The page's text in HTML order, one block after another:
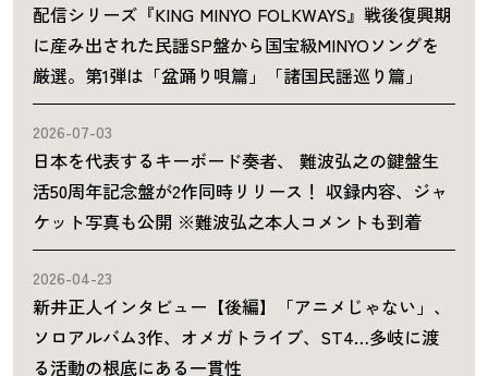
配信シリーズ『KING MINYO FOLKWAYS』戦後復興期
に産み出された民謡SP盤から国宝級MINYOソングを
厳選。第1弾は「盆踊り唄篇」「諸国民謡巡り篇」
2026-07-03
日本を代表するキーボード奏者、 難波弘之の鍵盤生
活50周年記念盤が2作同時リリース！ 収録内容、ジャ
ケット写真も公開 ※難波弘之本人コメントも到着
2026-04-23
新井正人インタビュー【後編】「アニメじゃない」、
ソロアルバム3作、オメガトライブ、ST4…多岐に渡
る活動の根底にある一貫性